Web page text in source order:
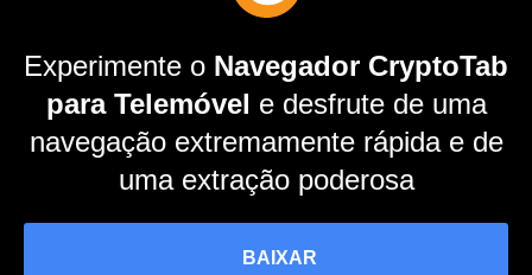
Experimente o Navegador CryptoTab
para Telemóvel e desfrute de uma
navegação extremamente rápida e de
uma extração poderosa
BAIXAR